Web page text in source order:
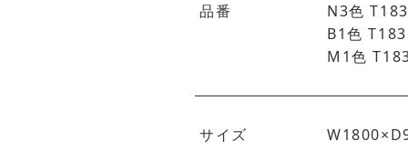
品番
N3色
B1色
M1色
サイズ